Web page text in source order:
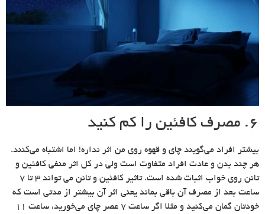
۶. مصرف کافئین را کم کنید
بیشتر افراد می‌گویند چای و قهوه روی من اثر نداره! اما اشتباه می‌کنند.
هر چند بدن و عادت افراد متفاوت است ولی در کل اثر منفی کافئین و
تانن روی خواب اثبات شده است. تاثیر کافئین و تانن می‌ تواند 3 تا 7
ساعت بعد از مصرف آن باقی بماند یعنی اثر آن بیشتر از مدتی است که
خودتان گمان می‌کنید و مثلا اگر ساعت ۷ عصر چای می‌خورید، ساعت ۱۱